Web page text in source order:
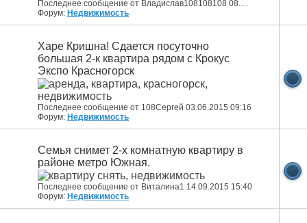
Форум: Недвижимость
Харе Кришна! Сдается посуточно
большая 2-к квартира рядом с Крокус
Экспо Красногорск
Последнее сообщение от 108Сергей 03.06.2015 09:16
Форум: Недвижимость
Семья снимет 2-х комнатную квартиру в
районе метро Южная.
Последнее сообщение от Виталина1 14.09.2015 15:40
Форум: Недвижимость